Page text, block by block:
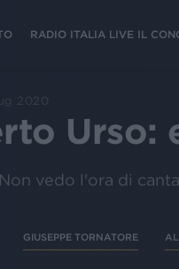
RADIO ITALIA LIVE IL
2020
Urso:
vedo l'ora di
GIUSEPPE TORNATORE